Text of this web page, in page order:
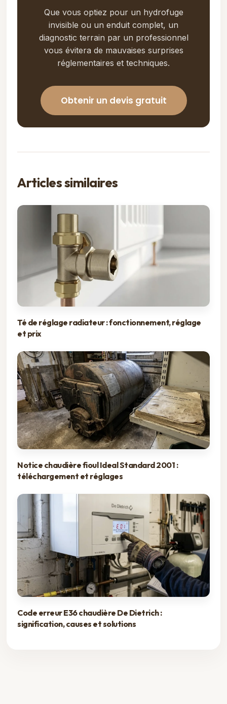
Que vous optiez pour un hydrofuge
invisible ou un enduit complet, un
diagnostic terrain par un professionnel
vous évitera de mauvaises surprises
réglementaires et techniques.
Obtenir un devis gratuit
Articles similaires
Té de réglage radiateur : fonctionnement, réglage
et prix
Notice chaudière fioul Ideal Standard 2001 :
téléchargement et réglages
Code erreur E36 chaudière De Dietrich :
signification, causes et solutions